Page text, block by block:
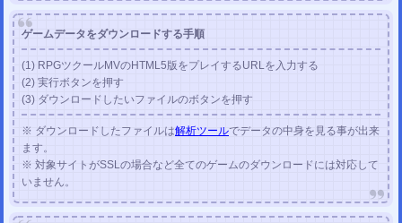
ゲームデータをダウンロードする手順
(1) RPGツクールMVのHTML5版をプレイするURLを入力する
(2) 実行ボタンを押す
(3) ダウンロードしたいファイルのボタンを押す
※ ダウンロードしたファイルは解析ツールでデータの中身を見る事が出来
ます。
※ 対象サイトがSSLの場合など全てのゲームのダウンロードには対応して
いません。